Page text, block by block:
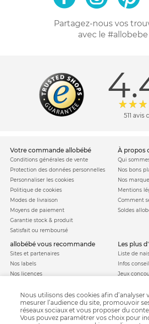
Partagez-nous vos
avec le #allobebe
511 avis
votre commande allobébé
Conditions générales de vente
Protection des données personnelles
Personnaliser les cookies
Politique de cookies
Modes de livraison
Moyens de paiement
Garantie stock & produit
Satisfait ou remboursé
à
Qui
Nos bons
Nos
Mentions
Comment
Soldes
allobébé vous recommande
Sites et partenaires
Nos labels
Nos licences
les plus
Liste de
Infos
Jeux
Parrainage
Paiement
Nous utilisons des cookies afin
mesurer l’audience du site, promouvoir
réseaux sociaux et vous proposer du
Vous pouvez paramétrer vos choix pour